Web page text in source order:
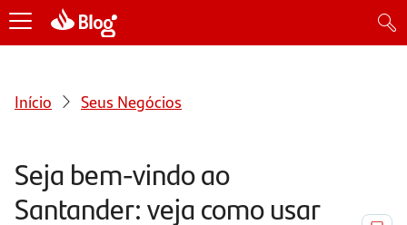
Início Seus Negócios
Seja bem-vindo ao
Santander: veja como usar